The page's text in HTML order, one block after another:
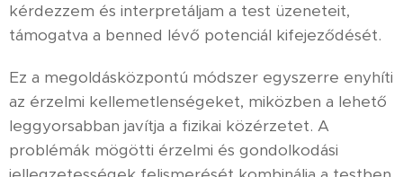
kérdezzem és interpretáljam a test üzeneteit,
támogatva a benned lévő potenciál kifejeződését.
Ez a megoldásközpontú módszer egyszerre enyhíti
az érzelmi kellemetlenségeket, miközben a lehető
leggyorsabban javítja a fizikai közérzetet. A
problémák mögötti érzelmi és gondolkodási